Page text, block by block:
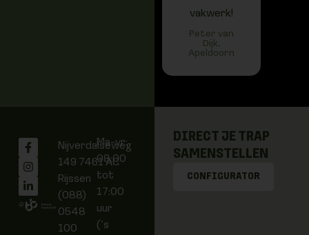
vakwerk!
Peter van
Dijk,
Apeldoorn
Nijverdalseweg
149 7461 AG
Rijssen
(088)
0548
100
Ma-vr:
08:00
tot
17:00
uur
(’s
DIRECT JE TRAP
SAMENSTELLEN
CONFIGURATOR